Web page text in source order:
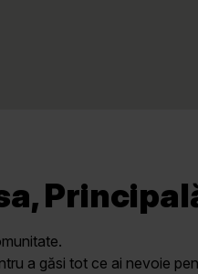
a găsi tot ce ai nevoie